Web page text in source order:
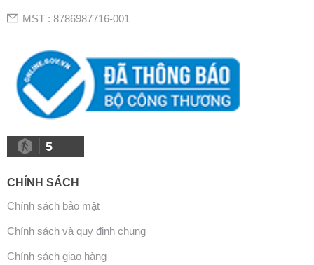
MST : 8786987716-001
5
CHÍNH SÁCH
Chính sách bảo mật
Chính sách và quy định chung
Chính sách giao hàng